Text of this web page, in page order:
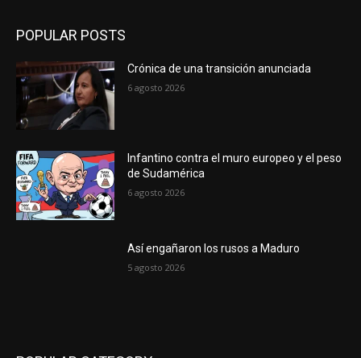
POPULAR POSTS
Crónica de una transición anunciada
6 agosto 2026
Infantino contra el muro europeo y el peso
de Sudamérica
6 agosto 2026
Así engañaron los rusos a Maduro
5 agosto 2026